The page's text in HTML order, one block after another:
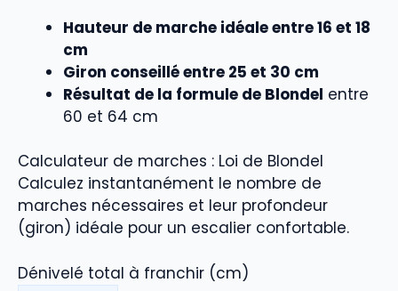
Hauteur de marche idéale entre 16 et 18
cm
Giron conseillé entre 25 et 30 cm
Résultat de la formule de Blondel entre
60 et 64 cm
Calculateur de marches : Loi de Blondel
Calculez instantanément le nombre de
marches nécessaires et leur profondeur
(giron) idéale pour un escalier confortable.
Dénivelé total à franchir (cm)